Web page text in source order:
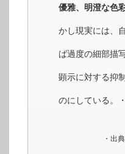
優雅、明澄な色
かし現実には、
ば過度の細部描
顕示に対する抑
のにしている。
・出